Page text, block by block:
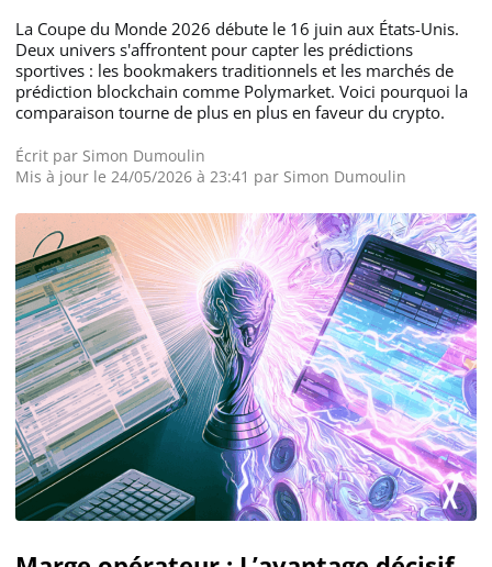
La Coupe du Monde 2026 débute le 16 juin aux États-Unis.
Deux univers s'affrontent pour capter les prédictions
sportives : les bookmakers traditionnels et les marchés de
prédiction blockchain comme Polymarket. Voici pourquoi la
comparaison tourne de plus en plus en faveur du crypto.
Écrit par Simon Dumoulin
Mis à jour le 24/05/2026 à 23:41 par Simon Dumoulin